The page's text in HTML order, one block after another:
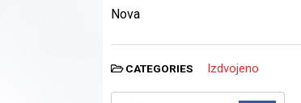
Nova
CATEGORIES Izdvojeno